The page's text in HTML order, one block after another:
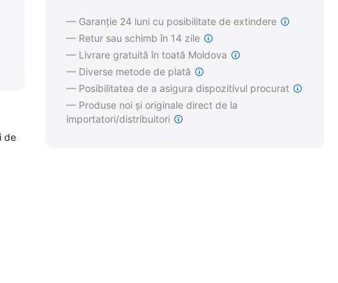
— Garanție 24 luni cu posibilitate de extindere
— Retur sau schimb în 14 zile
— Livrare gratuită în toată Moldova
— Diverse metode de plată
— Posibilitatea de a asigura dispozitivul procurat
— Produse noi și originale direct de la
importatori/distribuitori
de